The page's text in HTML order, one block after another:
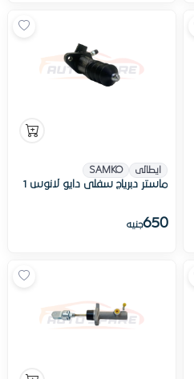
ايطالى SAMKO
ماستر دبرياج سفلى دايو لانوس 1
650جنيه